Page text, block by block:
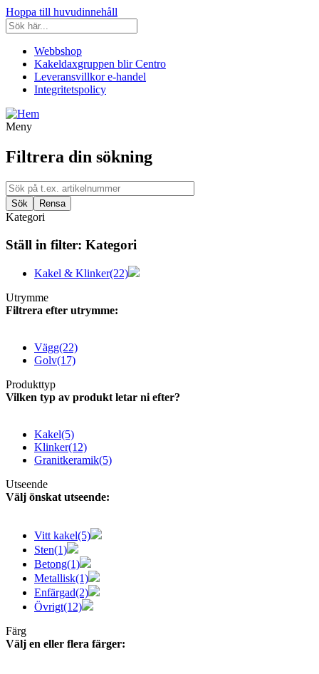
Hoppa till huvudinnehåll
Webbshop
Kakeldaxgruppen blir Centro
Leveransvillkor e-handel
Integritetspolicy
Meny
Filtrera din sökning
Kategori
Ställ in filter: Kategori
Kakel & Klinker(22)
Utrymme
Filtrera efter utrymme:
Vägg(22)
Golv(17)
Produkttyp
Vilken typ av produkt letar ni efter?
Kakel(5)
Klinker(12)
Granitkeramik(5)
Utseende
Välj önskat utseende:
Vitt kakel(5)
Sten(1)
Betong(1)
Metallisk(1)
Enfärgad(2)
Övrigt(12)
Färg
Välj en eller flera färger: